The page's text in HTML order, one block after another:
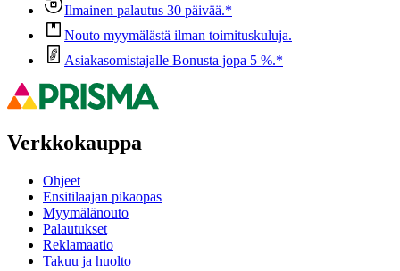
Ilmainen palautus 30 päivää.*
Nouto myymälästä ilman toimituskuluja.
Asiakasomistajalle Bonusta jopa 5 %.*
Verkkokauppa
Ohjeet
Ensitilaajan pikaopas
Myymälänouto
Palautukset
Reklamaatio
Takuu ja huolto